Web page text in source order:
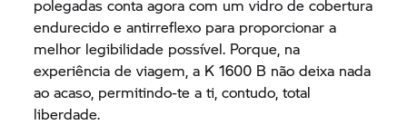
polegadas conta agora com um vidro de cobertura
endurecido e antirreflexo para proporcionar a
melhor legibilidade possível. Porque, na
experiência de viagem, a K 1600 B não deixa nada
ao acaso, permitindo-te a ti, contudo, total
liberdade.